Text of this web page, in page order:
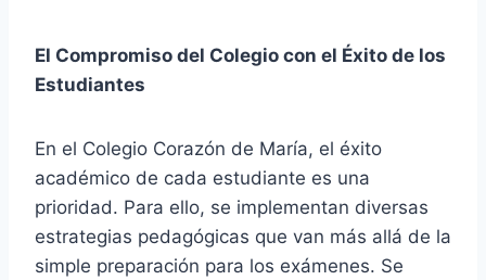
El Compromiso del Colegio con el Éxito de los
Estudiantes
En el Colegio Corazón de María, el éxito
académico de cada estudiante es una
prioridad. Para ello, se implementan diversas
estrategias pedagógicas que van más allá de la
simple preparación para los exámenes. Se